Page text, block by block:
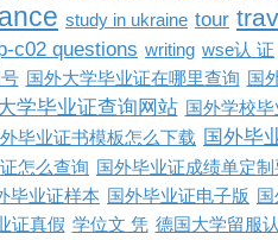
study in ukraine tour
c02 questions writing wse认 证
国外大学毕业证在哪里查询 国
学毕业证查询网站 国外学校
外毕业证书模板怎么下载 国外毕
怎么查询
国外毕业证成绩单定
毕业证样本
国外毕业证电子版
证真假 学位文 凭 德国大学留服